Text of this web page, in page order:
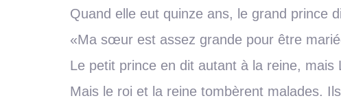
Quand elle eut quinze ans, le grand prince
«Ma sœur est assez grande pour être
Le petit prince en dit autant à la reine,
Mais le roi et la reine tombèrent malades.